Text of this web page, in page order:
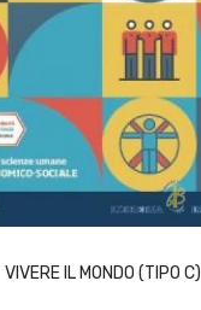
VIVERE IL MONDO (TIPO C)